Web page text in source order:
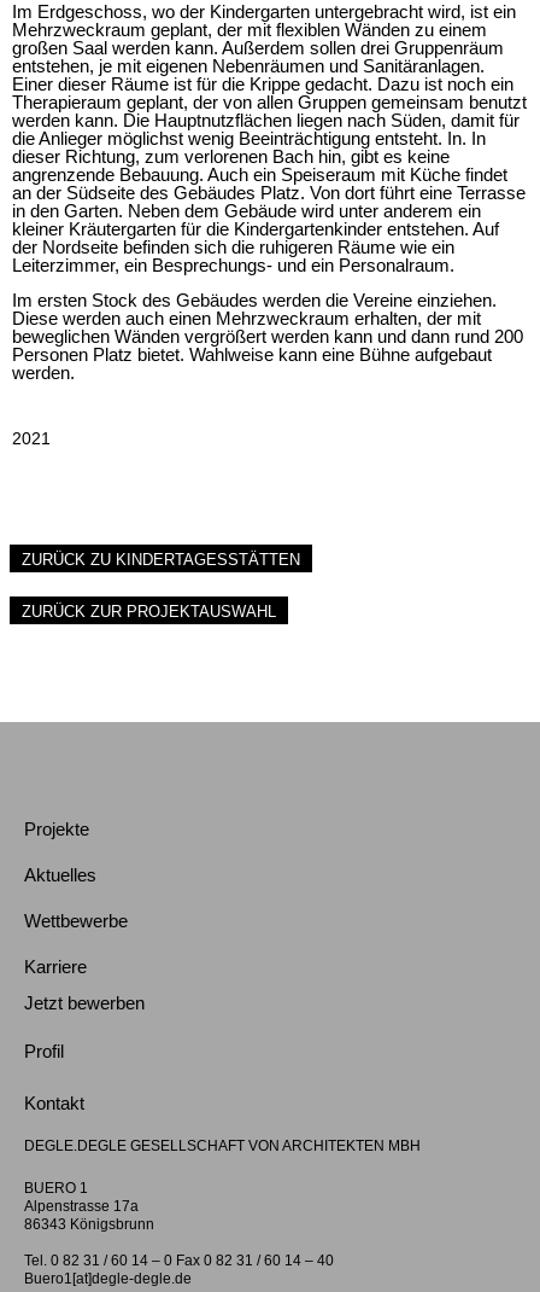
Im Erdgeschoss, wo der Kindergarten untergebracht wird, ist ein
Mehrzweckraum geplant, der mit flexiblen Wänden zu einem
großen Saal werden kann. Außerdem sollen drei Gruppenräum
entstehen, je mit eigenen Nebenräumen und Sanitäranlagen.
Einer dieser Räume ist für die Krippe gedacht. Dazu ist noch ein
Therapieraum geplant, der von allen Gruppen gemeinsam benutzt
werden kann. Die Hauptnutzflächen liegen nach Süden, damit für
die Anlieger möglichst wenig Beeinträchtigung entsteht. In. In
dieser Richtung, zum verlorenen Bach hin, gibt es keine
angrenzende Bebauung. Auch ein Speiseraum mit Küche findet
an der Südseite des Gebäudes Platz. Von dort führt eine Terrasse
in den Garten. Neben dem Gebäude wird unter anderem ein
kleiner Kräutergarten für die Kindergartenkinder entstehen. Auf
der Nordseite befinden sich die ruhigeren Räume wie ein
Leiterzimmer, ein Besprechungs- und ein Personalraum.
Im ersten Stock des Gebäudes werden die Vereine einziehen.
Diese werden auch einen Mehrzweckraum erhalten, der mit
beweglichen Wänden vergrößert werden kann und dann rund 200
Personen Platz bietet. Wahlweise kann eine Bühne aufgebaut
werden.
2021
ZURÜCK ZU KINDERTAGESSTÄTTEN
ZURÜCK ZUR PROJEKTAUSWAHL
Projekte
Aktuelles
Wettbewerbe
Karriere
Jetzt bewerben
Profil
Kontakt
DEGLE.DEGLE GESELLSCHAFT VON ARCHITEKTEN MBH
BUERO 1
Alpenstrasse 17a
86343 Königsbrunn
Tel. 0 82 31 / 60 14 – 0 Fax 0 82 31 / 60 14 – 40
Buero1[at]degle-degle.de